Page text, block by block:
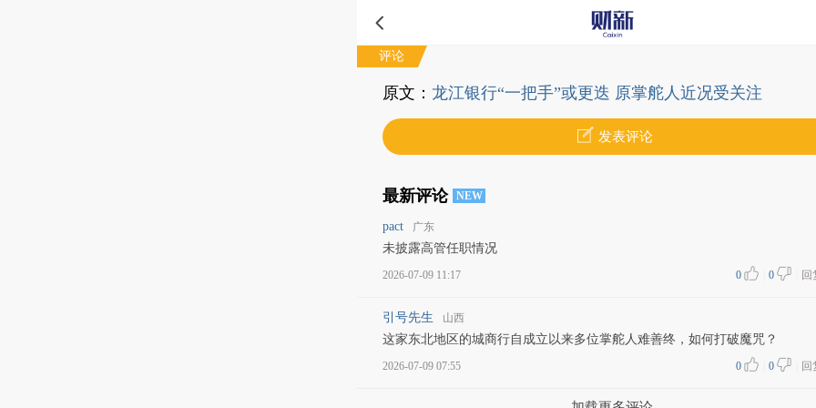
评论
原文： 龙江银行“一把手”或更迭 原掌舵人近况受关注
发表评论
最新评论 NEW
pact 广东
未披露高管任职情况
2026-07-09 11:17 回
0
0
引号先生 山西
这家东北地区的城商行自成立以来多位掌舵人难善终，如何打破魔咒？
2026-07-09 07:55 回
0
0